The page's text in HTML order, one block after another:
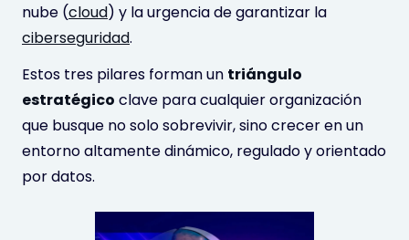
nube (cloud) y la urgencia de garantizar la
ciberseguridad.
Estos tres pilares forman un triángulo
estratégico clave para cualquier organización
que busque no solo sobrevivir, sino crecer en un
entorno altamente dinámico, regulado y orientado
por datos.